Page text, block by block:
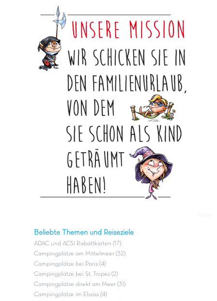
Beliebte Themen und Reiseziele
ADAC und ACSI Rabattkarten (17)
Campingplätze am Mittelmeer (32)
Campingplätze bei Paris (4)
Campingplätze bei St. Tropez (2)
Campingplätze direkt am Meer (31)
Campingplätze im Elsass (4)